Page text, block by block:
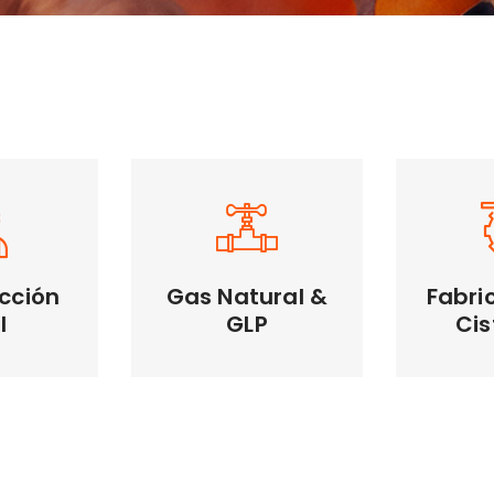
Gas Natural &
GLP
de Gas Natural Y GLP.